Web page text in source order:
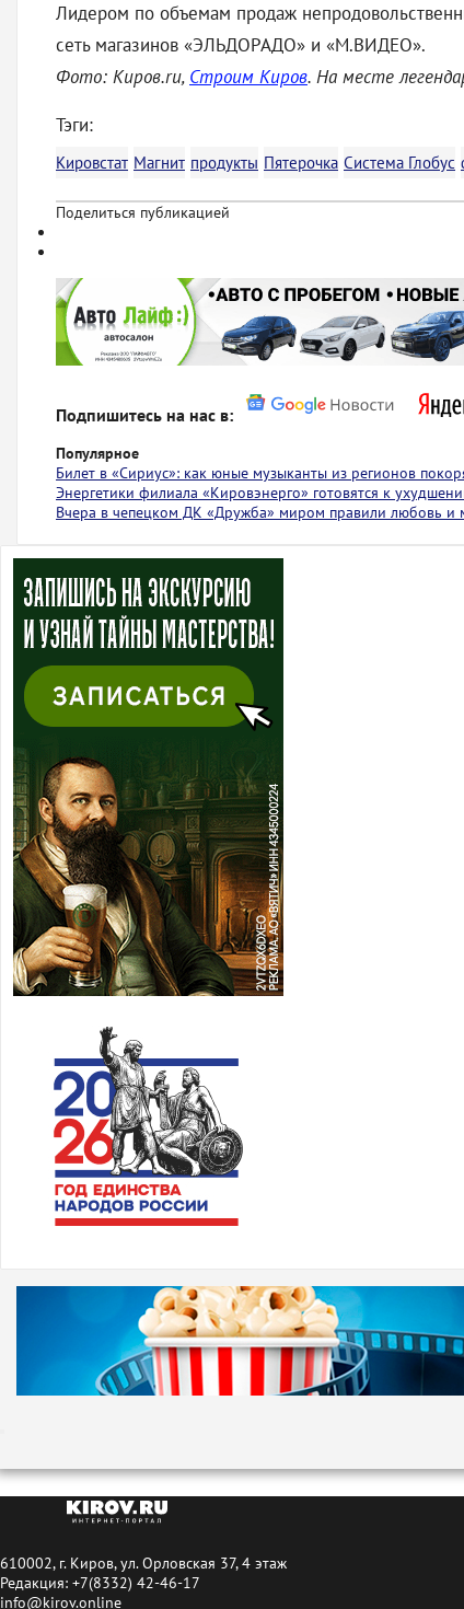
Лидером по объемам продаж
сеть магазинов «ЭЛЬДОРАДО» и «М.ВИДЕО».
Фото: Киров.ru, Строим Киров. На месте
Тэги:
Кировстат Магнит продукты Пятерочка Система Глобус
Поделиться публикацией
Подпишитесь на нас в:
Популярное
Билет в «Сириус»: как юные музыканты из регионов
Энергетики филиала «Кировэнерго» готовятся к
Вчера в чепецком ДК «Дружба» миром правили любовь и
610002, г. Киров, ул. Орловская 37, 4 этаж
Редакция: +7(8332) 42-46-17
info@kirov.online